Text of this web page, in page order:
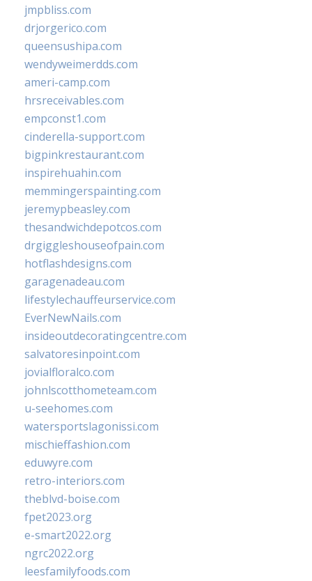
jmpbliss.com
drjorgerico.com
queensushipa.com
wendyweimerdds.com
ameri-camp.com
hrsreceivables.com
empconst1.com
cinderella-support.com
bigpinkrestaurant.com
inspirehuahin.com
memmingerspainting.com
jeremypbeasley.com
thesandwichdepotcos.com
drgiggleshouseofpain.com
hotflashdesigns.com
garagenadeau.com
lifestylechauffeurservice.com
EverNewNails.com
insideoutdecoratingcentre.com
salvatoresinpoint.com
jovialfloralco.com
johnlscotthometeam.com
u-seehomes.com
watersportslagonissi.com
mischieffashion.com
eduwyre.com
retro-interiors.com
theblvd-boise.com
fpet2023.org
e-smart2022.org
ngrc2022.org
leesfamilyfoods.com